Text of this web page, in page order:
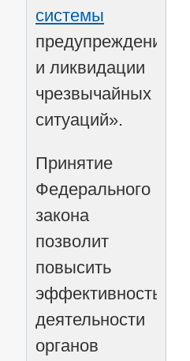
системы
предупреждения
и ликвидации
чрезвычайных
ситуаций».
Принятие
Федерального
закона
позволит
повысить
эффективность
деятельности
органов